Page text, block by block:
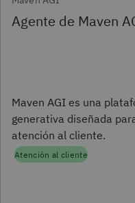
Agente de Maven
Maven AGI es una
generativa diseñada
atención al cliente.
Atención al cliente